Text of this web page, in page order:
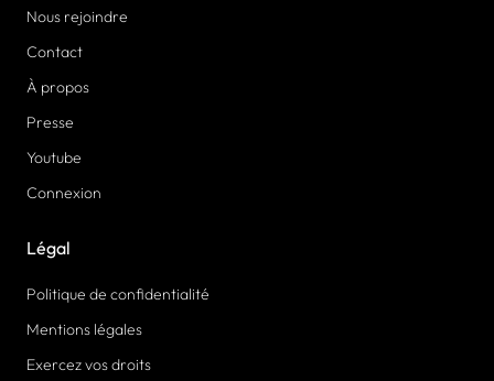
Nous rejoindre
Contact
À propos
Presse
Youtube
Connexion
Légal
Politique de confidentialité
Mentions légales
Exercez vos droits